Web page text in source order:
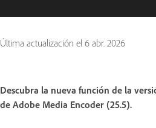
Última actualización el 6 abr. 2026
Descubra la nueva función de la
de Adobe Media Encoder (25.5).